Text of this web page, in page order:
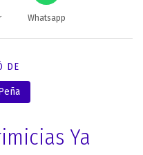
Whatsapp
DE
Ya